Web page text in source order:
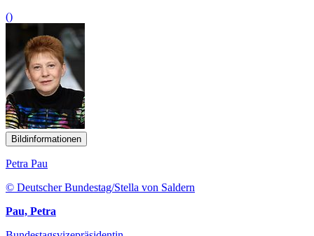
()
Bildinformationen
Petra Pau
© Deutscher Bundestag/Stella von Saldern
Pau, Petra